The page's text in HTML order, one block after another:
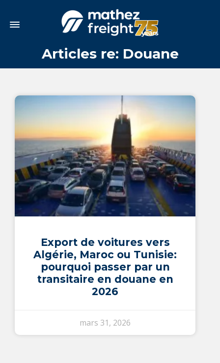
Articles re: Douane
Export de voitures vers
Algérie, Maroc ou Tunisie:
pourquoi passer par un
transitaire en douane en
2026
mars 31, 2026